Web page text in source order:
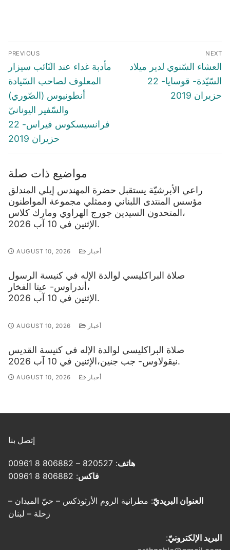
Post
navigation
PREVIOUS
Previous
post:
مأدبة غداء عند النّائب سيزار
المعلوف لصاحب السّيادة
أنطونيوس (الصّوري)
والسّفير اليونانيّ
فرانسيسكوس فيراس- 22
حزيران 2019
NEXT
Next
post:
العشاء السّنوي لدير ميلاد
السّيّدة- قوسايا- 22
حزيران 2019
مواضيع ذات صلة
راعي الأبرشيّة يستقبل حضرة المهندس إيلي المندلق
مؤسس المنتدى اللبناني وممثلي مجموعة المواطنون
المتحدون السيدين جورج الهراوي ومارك كلاس،
الإثنين في 10 آب 2026.
AUGUST 10, 2026 أخبار
صلاة البراكليسي لوالدة الإله في كنيسة الرسول
أندراوس- عيتا الفخار،
الإثنين في 10 آب 2026.
AUGUST 10, 2026 أخبار
صلاة البراكليسي لوالدة الإله في كنيسة القديس
نيقولاوس- جب جنين،الإثنين في 10 آب 2026.
AUGUST 10, 2026 أخبار
إتصل بنا
هاتف: 820527 – 806882 8 00961
فاكس: 806882 8 00961
العنوان البريديّ: مطرانية الروم الأرثوذكس – حيّ الميدان –
زحلة – لبنان
البريد الإلكترونيّ: